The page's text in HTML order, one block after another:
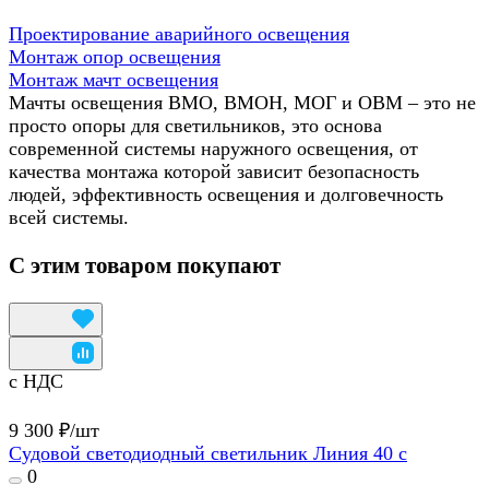
Проектирование аварийного освещения
Монтаж опор освещения
Монтаж мачт освещения
Мачты освещения ВМО, ВМОН, МОГ и ОВМ – это не
просто опоры для светильников, это основа
современной системы наружного освещения, от
качества монтажа которой зависит безопасность
людей, эффективность освещения и долговечность
всей системы.
С этим товаром покупают
с НДС
9 300 ₽/шт
Судовой светодиодный светильник Линия 40 с
0